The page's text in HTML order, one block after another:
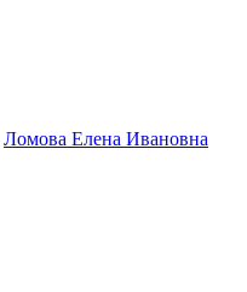
Ломова Елена Ивановна